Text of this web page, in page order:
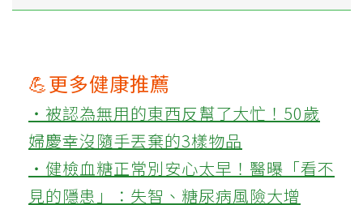
💪更多健康推薦
‧被認為無用的東西反幫了大忙！50歲
婦慶幸沒隨手丟棄的3樣物品
‧健檢血糖正常別安心太早！醫曝「看不
見的隱患」：失智、糖尿病風險大增